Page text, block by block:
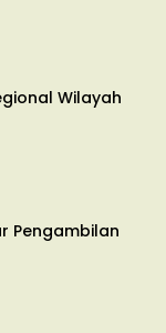
Wilayah
Pengambilan